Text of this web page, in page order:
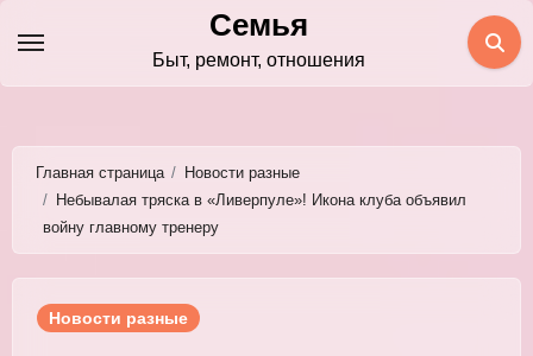
содержимому
Семья
Быт, ремонт, отношения
Главная страница
Новости разные
Небывалая тряска в «Ливерпуле»! Икона клуба объявил
войну главному тренеру
Новости разные